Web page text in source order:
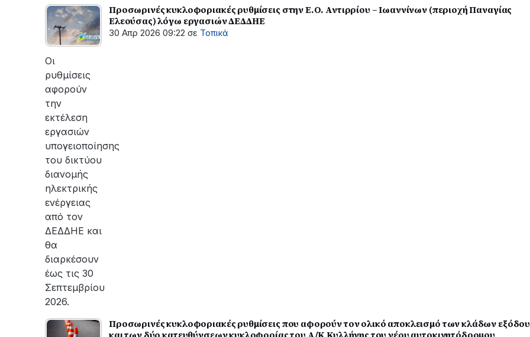
–
Σε
εξέλιξη
οι
ΔΕΔΔΗΕ
για
αποκατάσταση
της
βλάβης
Προσωρινές κυκλοφοριακές ρυθμίσεις στην Ε.Ο. Αντιρρίου – Ιωαννίνων (περιοχή Παναγίας
Ελεούσας) λόγω εργασιών ΔΕΔΔΗΕ
30 Απρ 2026 09:22 σε Τοπικά
Οι
ρυθμίσεις
αφορούν
την
εκτέλεση
εργασιών
υπογειοποίησης
του δικτύου
διανομής
ηλεκτρικής
ενέργειας
από τον
ΔΕΔΔΗΕ και
θα
διαρκέσουν
έως τις 30
Σεπτεμβρίου
2026.
Προσωρινές κυκλοφοριακές ρυθμίσεις που αφορούν τον ολικό αποκλεισμό των κλάδων εξόδου